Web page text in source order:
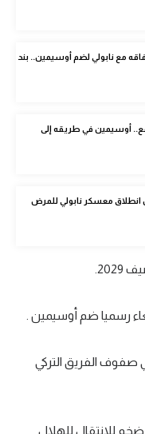
مع نابولي لضم أوسيمين.. بند
أوسيمين في طريقه إلى
معسكر نابولي للمرض
رسميا ضم أوسيمين .
صفوف الفريق التركي
للانتقال للهلال